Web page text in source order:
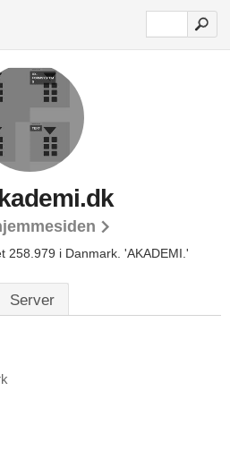
258.979 i Danmark. 'AKADEMI.'
Server